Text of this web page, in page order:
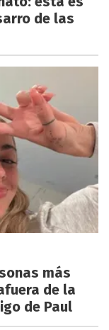
de las
más
de la
de Paul